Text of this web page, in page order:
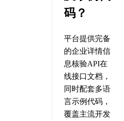
码？
平台提供完备
的企业详情信
息核验API在
线接口文档，
同时配套多语
言示例代码，
覆盖主流开发